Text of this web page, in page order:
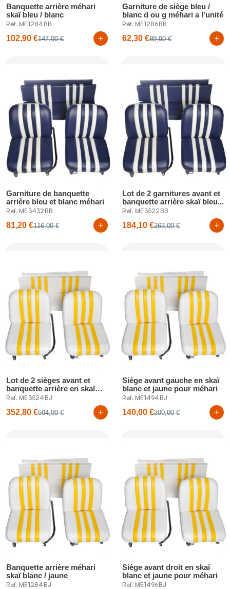
Banquette arrière méhari
skaï bleu / blanc
Réf. ME1284BB
102,90 €147,00 € +
Garniture de siège bleu /
blanc d ou g méhari a l'unité
Réf. ME1286BB
62,30 €89,00 € +
Garniture de banquette
arrière bleu et blanc méhari
Réf. ME3432BB
81,20 €116,00 € +
Lot de 2 garnitures avant et
banquette arrière skaï bleu...
Réf. ME3522BB
184,10 €263,00 € +
Lot de 2 sièges avant et
banquette arrière en skaï
blanc...
Réf. ME3524BJ
352,80 €504,00 € +
Siège avant gauche en skaï
blanc et jaune pour méhari
Réf. ME1494BJ
140,00 €200,00 € +
Banquette arrière méhari
skaï blanc / jaune
Réf. ME1284BJ
Siège avant droit en skaï
blanc et jaune pour méhari
Réf. ME1496BJ